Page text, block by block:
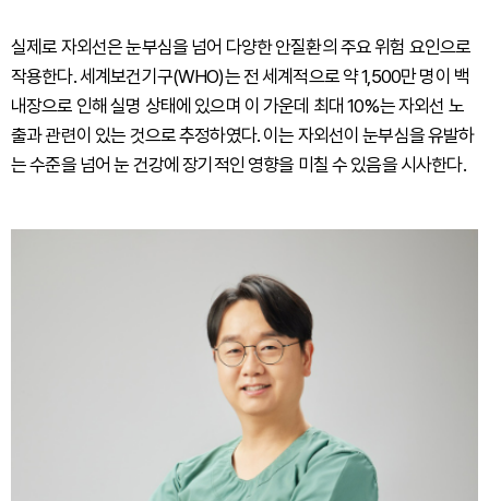
실제로 자외선은 눈부심을 넘어 다양한 안질환의 주요 위험 요인으로
작용한다. 세계보건기구(WHO)는 전 세계적으로 약 1,500만 명이 백
내장으로 인해 실명 상태에 있으며 이 가운데 최대 10%는 자외선 노
출과 관련이 있는 것으로 추정하였다. 이는 자외선이 눈부심을 유발하
는 수준을 넘어 눈 건강에 장기적인 영향을 미칠 수 있음을 시사한다.